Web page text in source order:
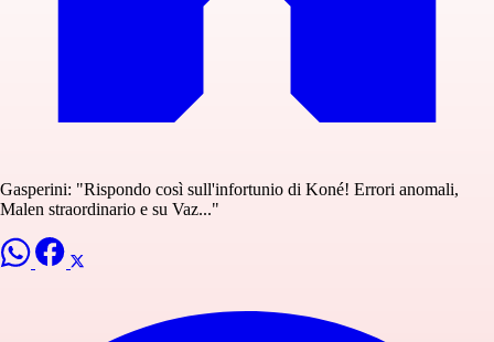
Gasperini: "Rispondo così sull'infortunio di Koné! Errori anomali,
Malen straordinario e su Vaz..."